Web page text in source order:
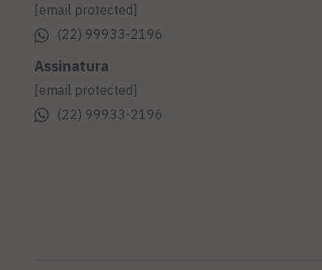
[email protected]
(22) 99933-2196
Assinatura
[email protected]
(22) 99933-2196